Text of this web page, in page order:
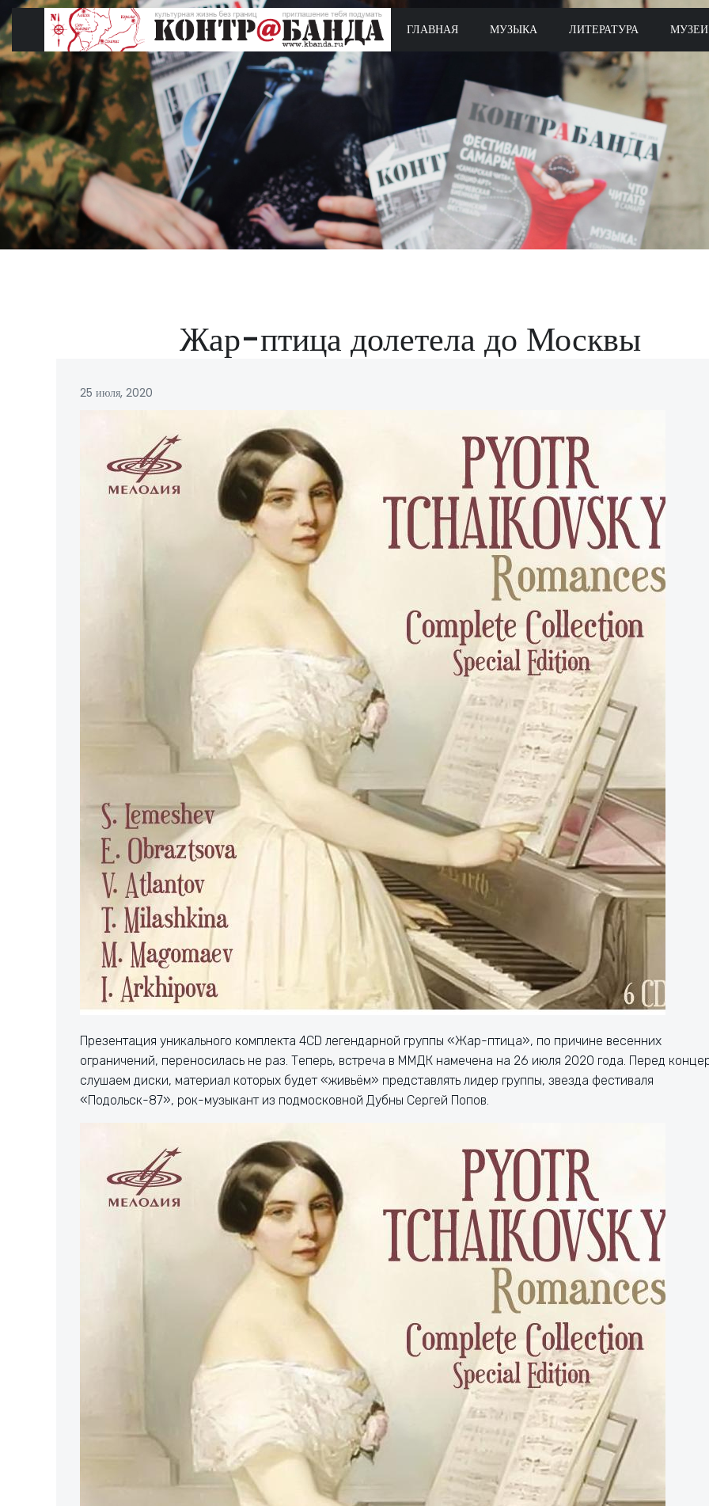
Перейти
к
содержимому
ГЛАВНАЯ МУЗЫКА ЛИТЕРАТУРА
Жар-птица долетела до Москвы
25 июля, 2020
Презентация уникального комплекта 4CD легендарной группы «Жар-птица», по причине весенних
ограничений, переносилась не раз. Теперь, встреча в ММДК намечена на 26 июля 2020 года. Перед
слушаем диски, материал которых будет «живьём» представлять лидер группы, звезда фестиваля
«Подольск-87», рок-музыкант из подмосковной Дубны Сергей Попов.